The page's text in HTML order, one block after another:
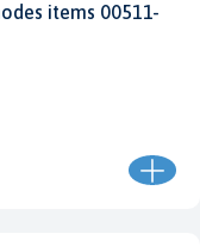
items 00511-